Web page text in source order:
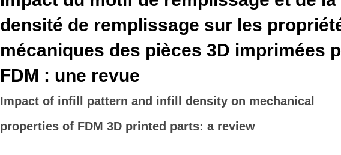
densité de remplissage sur les
mécaniques des pièces 3D imprimées
FDM : une revue
Impact of infill pattern and infill density on mechanical
properties of FDM 3D printed parts: a review